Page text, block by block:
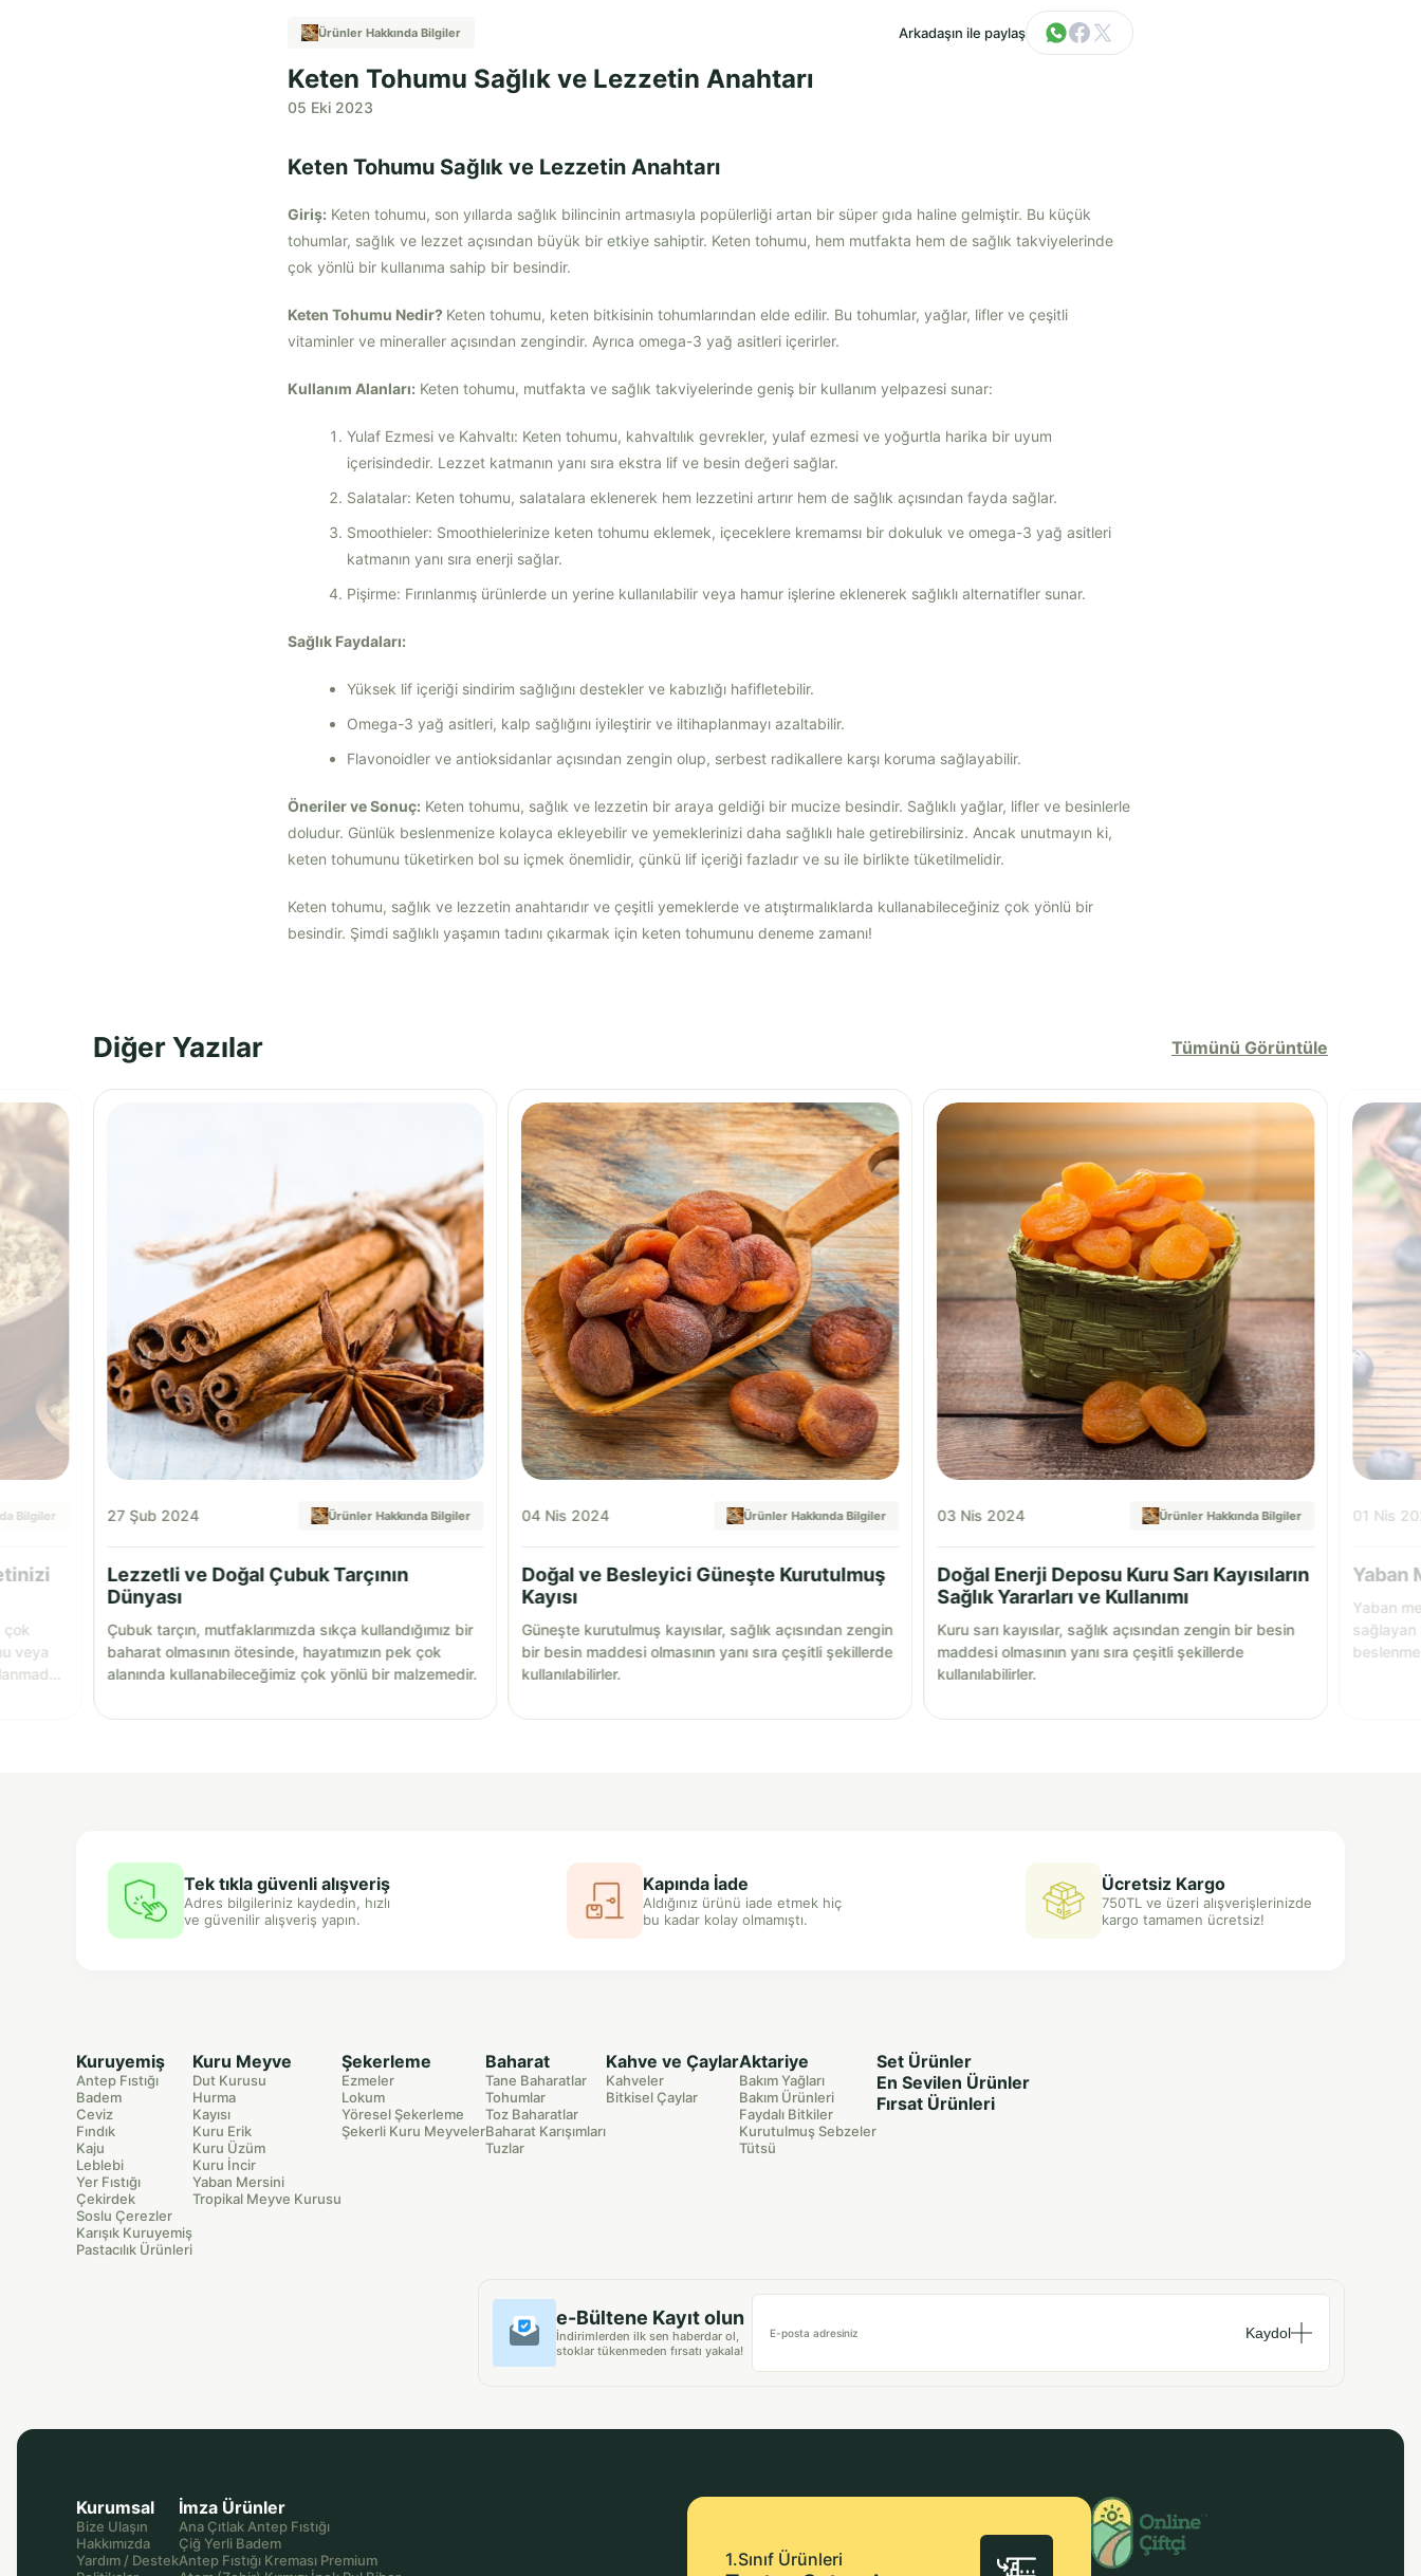
Ürünler Hakkında Bilgiler Arkadaşın ile paylaş
Keten Tohumu Sağlık ve Lezzetin Anahtarı
05 Eki 2023
Keten Tohumu Sağlık ve Lezzetin Anahtarı
Giriş: Keten tohumu, son yıllarda sağlık bilincinin artmasıyla popülerliği artan bir süper gıda haline gelmiştir. Bu küçük
tohumlar, sağlık ve lezzet açısından büyük bir etkiye sahiptir. Keten tohumu, hem mutfakta hem de sağlık takviyelerinde
çok yönlü bir kullanıma sahip bir besindir.
Keten Tohumu Nedir? Keten tohumu, keten bitkisinin tohumlarından elde edilir. Bu tohumlar, yağlar, lifler ve çeşitli
vitaminler ve mineraller açısından zengindir. Ayrıca omega-3 yağ asitleri içerirler.
Kullanım Alanları: Keten tohumu, mutfakta ve sağlık takviyelerinde geniş bir kullanım yelpazesi sunar:
Yulaf Ezmesi ve Kahvaltı: Keten tohumu, kahvaltılık gevrekler, yulaf ezmesi ve yoğurtla harika bir uyum
içerisindedir. Lezzet katmanın yanı sıra ekstra lif ve besin değeri sağlar.
Salatalar: Keten tohumu, salatalara eklenerek hem lezzetini artırır hem de sağlık açısından fayda sağlar.
Smoothieler: Smoothielerinize keten tohumu eklemek, içeceklere kremamsı bir dokuluk ve omega-3 yağ asitleri
katmanın yanı sıra enerji sağlar.
Pişirme: Fırınlanmış ürünlerde un yerine kullanılabilir veya hamur işlerine eklenerek sağlıklı alternatifler sunar.
Sağlık Faydaları:
Yüksek lif içeriği sindirim sağlığını destekler ve kabızlığı hafifletebilir.
Omega-3 yağ asitleri, kalp sağlığını iyileştirir ve iltihaplanmayı azaltabilir.
Flavonoidler ve antioksidanlar açısından zengin olup, serbest radikallere karşı koruma sağlayabilir.
Öneriler ve Sonuç: Keten tohumu, sağlık ve lezzetin bir araya geldiği bir mucize besindir. Sağlıklı yağlar, lifler ve besinlerle
doludur. Günlük beslenmenize kolayca ekleyebilir ve yemeklerinizi daha sağlıklı hale getirebilirsiniz. Ancak unutmayın ki,
keten tohumunu tüketirken bol su içmek önemlidir, çünkü lif içeriği fazladır ve su ile birlikte tüketilmelidir.
Keten tohumu, sağlık ve lezzetin anahtarıdır ve çeşitli yemeklerde ve atıştırmalıklarda kullanabileceğiniz çok yönlü bir
besindir. Şimdi sağlıklı yaşamın tadını çıkarmak için keten tohumunu deneme zamanı!
Diğer Yazılar Tümünü Görüntüle
Bilgiler
çok
veya
27 Şub 2024 Ürünler Hakkında Bilgiler
Lezzetli ve Doğal Çubuk Tarçının
Dünyası
Çubuk tarçın, mutfaklarımızda sıkça kullandığımız bir
baharat olmasının ötesinde, hayatımızın pek çok
alanında kullanabileceğimiz çok yönlü bir malzemedir.
04 Nis 2024 Ürünler Hakkında Bilgiler
Doğal ve Besleyici Güneşte Kurutulmuş
Kayısı
Güneşte kurutulmuş kayısılar, sağlık açısından zengin
bir besin maddesi olmasının yanı sıra çeşitli şekillerde
kullanılabilirler.
03 Nis 2024 Ürünler Hakkında Bilgiler
Doğal Enerji Deposu Kuru Sarı Kayısıların
Sağlık Yararları ve Kullanımı
Kuru sarı kayısılar, sağlık açısından zengin bir besin
maddesi olmasının yanı sıra çeşitli şekillerde
kullanılabilirler.
01 Nis
Yaban
Yaban
sağlayan
Tek tıkla güvenli alışveriş
Adres bilgileriniz kaydedin, hızlı
ve güvenilir alışveriş yapın.
Kapında İade
Aldığınız ürünü iade etmek hiç
bu kadar kolay olmamıştı.
Ücretsiz Kargo
750TL ve üzeri alışverişlerinizde
kargo tamamen ücretsiz!
Kuruyemiş
Antep Fıstığı
Badem
Ceviz
Fındık
Kaju
Leblebi
Yer Fıstığı
Çekirdek
Soslu Çerezler
Karışık Kuruyemiş
Pastacılık Ürünleri
Kuru Meyve
Dut Kurusu
Hurma
Kayısı
Kuru Erik
Kuru Üzüm
Kuru İncir
Yaban Mersini
Tropikal Meyve Kurusu
Şekerleme
Ezmeler
Lokum
Yöresel Şekerleme
Şekerli Kuru Meyveler
Baharat
Tane Baharatlar
Tohumlar
Toz Baharatlar
Baharat Karışımları
Tuzlar
Kahve ve Çaylar
Kahveler
Bitkisel Çaylar
Aktariye
Bakım Yağları
Bakım Ürünleri
Faydalı Bitkiler
Kurutulmuş Sebzeler
Tütsü
Set Ürünler
En Sevilen Ürünler
Fırsat Ürünleri
e-Bültene Kayıt olun
İndirimlerden ilk sen haberdar ol,
stoklar tükenmeden fırsatı yakala!
E-posta adresiniz Kaydol
Kurumsal
Bize Ulaşın
Hakkımızda
Yardım / Destek
İmza Ürünler
Ana Çıtlak Antep Fıstığı
Çiğ Yerli Badem
Antep Fıstığı Kreması Premium
1.Sınıf Ürünleri